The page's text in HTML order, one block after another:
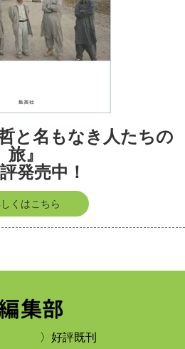
と名もなき人たちの
旅』
発売中！
くはこちら
〉好評既刊